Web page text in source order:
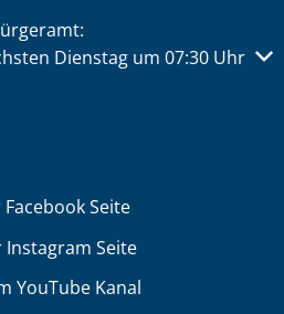
oder Schließzeiten
Dienstag um 07:30 Uhr
Facebook Seite
Instagram Seite
YouTube Kanal